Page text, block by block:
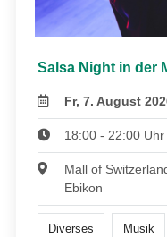
Salsa Night in der
Fr, 7. August
18:00 - 22:00 Uhr
Mall of
Ebikon
Diverses Musik